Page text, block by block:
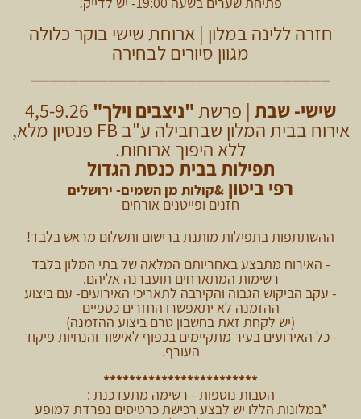
חזרה ללינה במלון | ארוחת שישי בוקר כלולה
מגוון סיורים לבחירה
_______________________________
שישי- שבת | פרשת"ניצבים וילך"
אירוח בבית המלון שבחבילה ע"ב FB פנסיון מלא,
ללא היפוך ארוחות.
תפילות בבית כנסת הגדול
רפי ביטון &קולות מן השמים- ירושלים
חזנים ופייטנים אורחים
ההשתתפות בתפילות מותנת ברישום ותשלום מראש בלבד!
- האירוח מתבצע באחריותם המלאה של בתי המלון בלבד
רשימות המתארחים תועברנה אליהם.
- עקב הביקוש הגבוה והקירבה לתאריכי האירועים- עם ביצוע
ההזמנה לא יתאפשרו החזרים כספיים
(יש לקחת זאת בחשבון טרם ביצוע ההזמנה)
- כל האירועים בעיר מתקיימים בכפוף לאישור והנחיות פיקוד
העורף.
************************
הטבות נוספות - רשימה מתעדכנת :
*במלונות הללו יש לבצע רכישת כרטיסים נפרדת למופע